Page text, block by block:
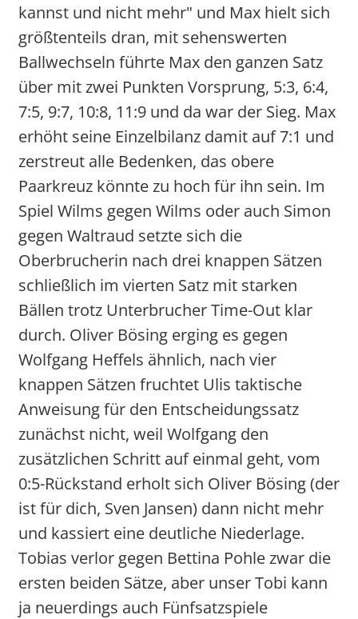
kannst und nicht mehr" und Max hielt sich
größtenteils dran, mit sehenswerten
Ballwechseln führte Max den ganzen Satz
über mit zwei Punkten Vorsprung, 5:3, 6:4,
7:5, 9:7, 10:8, 11:9 und da war der Sieg. Max
erhöht seine Einzelbilanz damit auf 7:1 und
zerstreut alle Bedenken, das obere
Paarkreuz könnte zu hoch für ihn sein. Im
Spiel Wilms gegen Wilms oder auch Simon
gegen Waltraud setzte sich die
Oberbrucherin nach drei knappen Sätzen
schließlich im vierten Satz mit starken
Bällen trotz Unterbrucher Time-Out klar
durch. Oliver Bösing erging es gegen
Wolfgang Heffels ähnlich, nach vier
knappen Sätzen fruchtet Ulis taktische
Anweisung für den Entscheidungssatz
zunächst nicht, weil Wolfgang den
zusätzlichen Schritt auf einmal geht, vom
0:5-Rückstand erholt sich Oliver Bösing (der
ist für dich, Sven Jansen) dann nicht mehr
und kassiert eine deutliche Niederlage.
Tobias verlor gegen Bettina Pohle zwar die
ersten beiden Sätze, aber unser Tobi kann
ja neuerdings auch Fünfsatzspiele